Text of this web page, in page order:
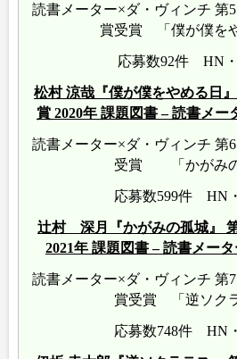
読書メーター×ダ・ヴィンチ 第
賞受賞 「僕が僕を
応募数92件 HN
松村 涼哉『僕が僕をやめる日
賞 2020年 課題図書 – 読書メー
読書メーター×ダ・ヴィンチ 第
受賞 「かがみの
応募数599件 HN
辻村 深月『かがみの孤城』
2021年 課題図書 – 読書メー
読書メーター×ダ・ヴィンチ 第
賞受賞 「逆ソク
応募数748件 HN